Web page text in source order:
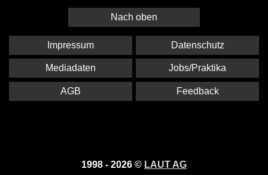
Nach oben
1998 - 2026 © LAUT AG
Impressum Datenschutz
Mediadaten Jobs/Praktika
AGB Feedback